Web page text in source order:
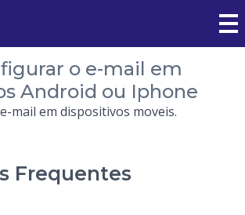
o e-mail em
Android ou Iphone
mail em dispositivos moveis.
Frequentes